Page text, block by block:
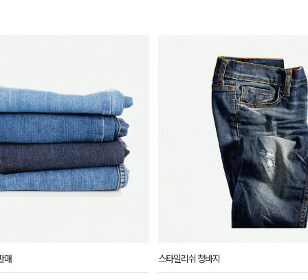
매 스타일리쉬 청바지